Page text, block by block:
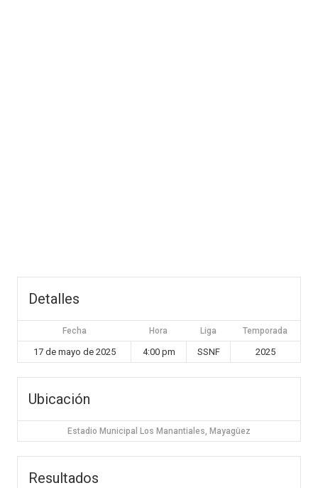
Detalles
Fecha Hora Liga Temporada
17 de mayo de 2025 4:00 pm SSNF 2025
Ubicación
Estadio Municipal Los Manantiales, Mayagüez
Resultados